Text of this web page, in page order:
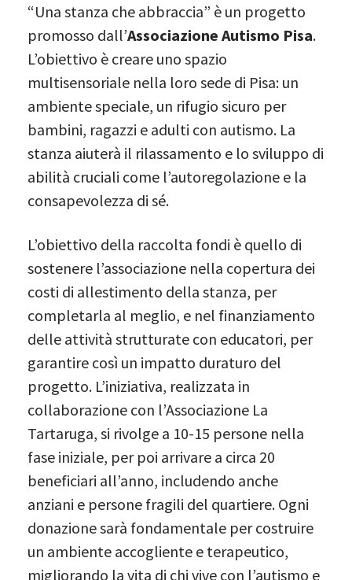
“Una stanza che abbraccia” è un progetto
promosso dall’Associazione Autismo Pisa.
L’obiettivo è creare uno spazio
multisensoriale nella loro sede di Pisa: un
ambiente speciale, un rifugio sicuro per
bambini, ragazzi e adulti con autismo. La
stanza aiuterà il rilassamento e lo sviluppo di
abilità cruciali come l’autoregolazione e la
consapevolezza di sé.
L’obiettivo della raccolta fondi è quello di
sostenere l’associazione nella copertura dei
costi di allestimento della stanza, per
completarla al meglio, e nel finanziamento
delle attività strutturate con educatori, per
garantire così un impatto duraturo del
progetto. L’iniziativa, realizzata in
collaborazione con l’Associazione La
Tartaruga, si rivolge a 10-15 persone nella
fase iniziale, per poi arrivare a circa 20
beneficiari all’anno, includendo anche
anziani e persone fragili del quartiere. Ogni
donazione sarà fondamentale per costruire
un ambiente accogliente e terapeutico,
migliorando la vita di chi vive con l’autismo e